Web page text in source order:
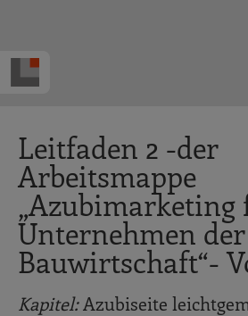
Leitfaden 2 -der
Arbeitsmappe
„Azubimarketing
Unternehmen der
Bauwirtschaft“-
Kapitel:Azubiseite